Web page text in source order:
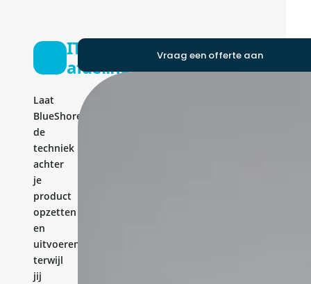
IT-
afdeling
Laat
BlueShores
de
techniek
achter
je
product
opzetten
en
uitvoeren,
terwijl
jij
Vraag een offerte aan